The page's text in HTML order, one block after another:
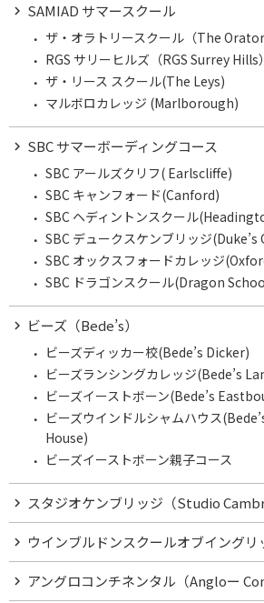
SAMIAD サマースクール
ザ・オラトリースクール（The
RGS サリーヒルズ（RGS Surrey Hills）
ザ・リース スクール(The Leys)
マルボロカレッジ (Marlborough)
SBC サマーボーディングコース
SBC アールズクリフ( Earlscliffe)
SBC キャンフォード(Canford)
SBC ヘディントンスクール
SBC デュークスケンブリッジ
SBC オックスフォードカレッジ
SBC ドラゴンスクール(Dragon
ビーズ（Bede’s）
ビーズディッカー校(Bede’s Dicker)
ビーズランシングカレッジ(Bede’s
ビーズイーストボーン(Bede’s
ビーズウインドルシャムハウス
House)
ビーズイーストボーン親子コース
スタジオケンブリッジ（Studio
ウインブルドンスクールオブイングリ
アングロコンチネンタル（Angloー